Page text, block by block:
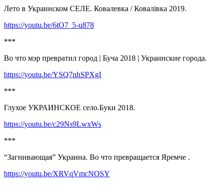
Лето в Украинском СЕЛЕ. Ковалевка / Ковалiвка 2019.
https://youtu.be/6tO7_5-u878
***
Во что мэр превратил город | Буча 2018 | Украинские города.
https://youtu.be/YSQ7nhSPXgI
***
Глухое УКРАИНСКОЕ село.Буки 2018.
https://youtu.be/c29Ns9LwxWs
***
“Загнивающая” Украина. Во что превращается Яремче .
https://youtu.be/XRVqVmcNOSY